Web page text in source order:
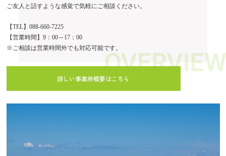
ご友人と話すような感覚で気軽にご相談ください。
【TEL】088-660-7225
【営業時間】9：00～17：00
※ご相談は営業時間外でも対応可能です。
詳しい事業所概要はこちら